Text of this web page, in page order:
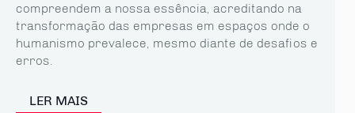
compreendem a nossa essência, acreditando na
transformação das empresas em espaços onde o
humanismo prevalece, mesmo diante de desafios e
erros.
LER MAIS